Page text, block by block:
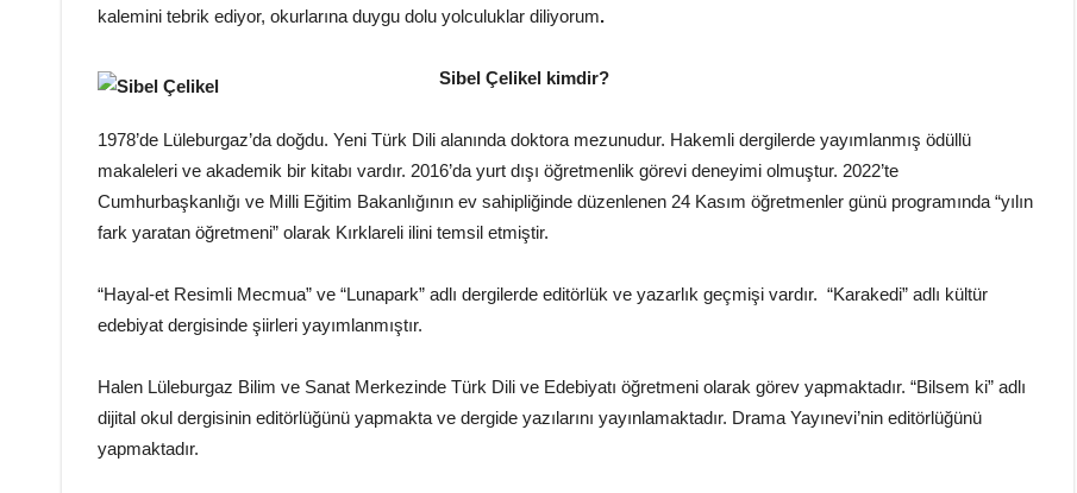
kalemini tebrik ediyor, okurlarına duygu dolu yolculuklar diliyorum.
Sibel Çelikel kimdir?
1978’de Lüleburgaz’da doğdu. Yeni Türk Dili alanında doktora mezunudur. Hakemli dergilerde yayımlanmış ödüllü
makaleleri ve akademik bir kitabı vardır. 2016’da yurt dışı öğretmenlik görevi deneyimi olmuştur. 2022’te
Cumhurbaşkanlığı ve Milli Eğitim Bakanlığının ev sahipliğinde düzenlenen 24 Kasım öğretmenler günü programında “yılın
fark yaratan öğretmeni” olarak Kırklareli ilini temsil etmiştir.
“Hayal-et Resimli Mecmua” ve “Lunapark” adlı dergilerde editörlük ve yazarlık geçmişi vardır. “Karakedi” adlı kültür
edebiyat dergisinde şiirleri yayımlanmıştır.
Halen Lüleburgaz Bilim ve Sanat Merkezinde Türk Dili ve Edebiyatı öğretmeni olarak görev yapmaktadır. “Bilsem ki” adlı
dijital okul dergisinin editörlüğünü yapmakta ve dergide yazılarını yayınlamaktadır. Drama Yayınevi’nin editörlüğünü
yapmaktadır.